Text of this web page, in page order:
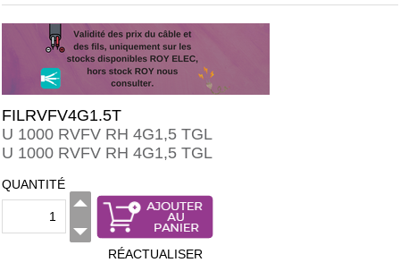
FILRVFV4G1.5T
U 1000 RVFV RH 4G1,5 TGL
U 1000 RVFV RH 4G1,5 TGL
QUANTITÉ
RÉACTUALISER